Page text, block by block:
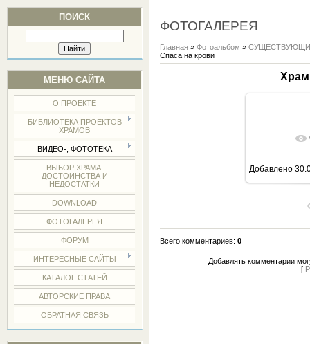
ПОИСК
МЕНЮ САЙТА
О ПРОЕКТЕ
БИБЛИОТЕКА ПРОЕКТОВ
ХРАМОВ
ВИДЕО-, ФОТОТЕКА
ВЫБОР ХРАМА.
ДОСТОИНСТВА И
НЕДОСТАТКИ
DOWNLOAD
ФОТОГАЛЕРЕЯ
ФОРУМ
ИНТЕРЕСНЫЕ САЙТЫ
КАТАЛОГ СТАТЕЙ
АВТОРСКИЕ ПРАВА
ОБРАТНАЯ СВЯЗЬ
ФОТОГАЛЕРЕЯ
Главная » Фотоальбом »
Спаса на крови
Храм
В
Добавлено
Всего комментариев: 0
Добавлять комментарии
[